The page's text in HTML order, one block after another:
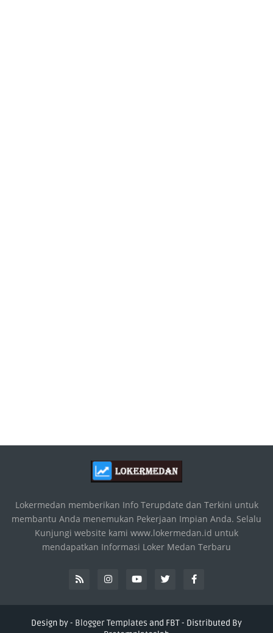
Lokermedan memberikan Info Terupdate dan Terkini untuk
membantu Anda menemukan Pekerjaan Impian Anda. Selalu
Kunjungi website kami www.lokermedan.id untuk
mendapatkan Informasi Loker Medan Terbaru
Design by - Blogger Templates and FBT- Distributed By